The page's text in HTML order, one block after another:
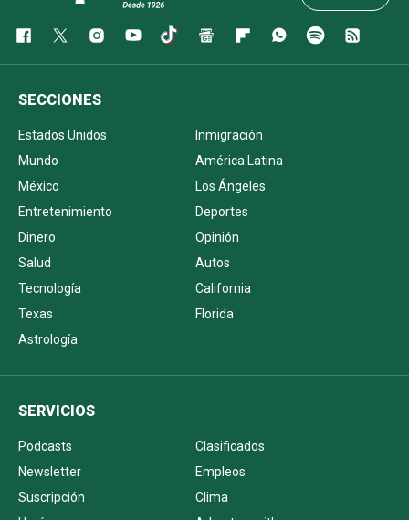
SECCIONES
Estados Unidos
Inmigración
Mundo
América Latina
México
Los Ángeles
Entretenimiento
Deportes
Dinero
Opinión
Salud
Autos
Tecnología
California
Texas
Florida
Astrología
SERVICIOS
Podcasts
Clasificados
Newsletter
Empleos
Suscripción
Clima